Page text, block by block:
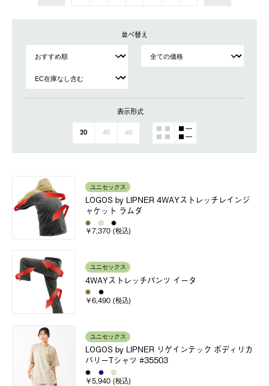
並べ替え
表示形式
20 40 60
ユニセックス
LOGOS by LIPNER 4WAYストレッチレインジ
ャケット ラムダ
￥7,370 (税込)
ユニセックス
4WAYストレッチパンツ イータ
￥6,490 (税込)
ユニセックス
LOGOS by LIPNER リゲインテック ボディリカ
バリーTシャツ #35503
￥5,940 (税込)